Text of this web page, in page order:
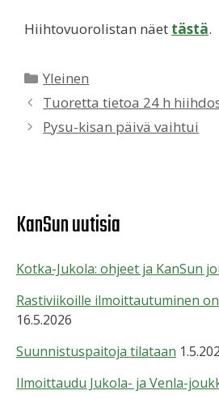
Hiihtovuorolistan näet tästä.
Kategoriat
Yleinen
Tuoretta tietoa 24 h
Pysu-kisan päivä vaihtui
KanSun uutisia
Kotka-Jukola: ohjeet ja KanSun
Rastiviikoille ilmoittautuminen
16.5.2026
Suunnistuspaitoja tilataan
Ilmoittaudu Jukola- ja Venla-